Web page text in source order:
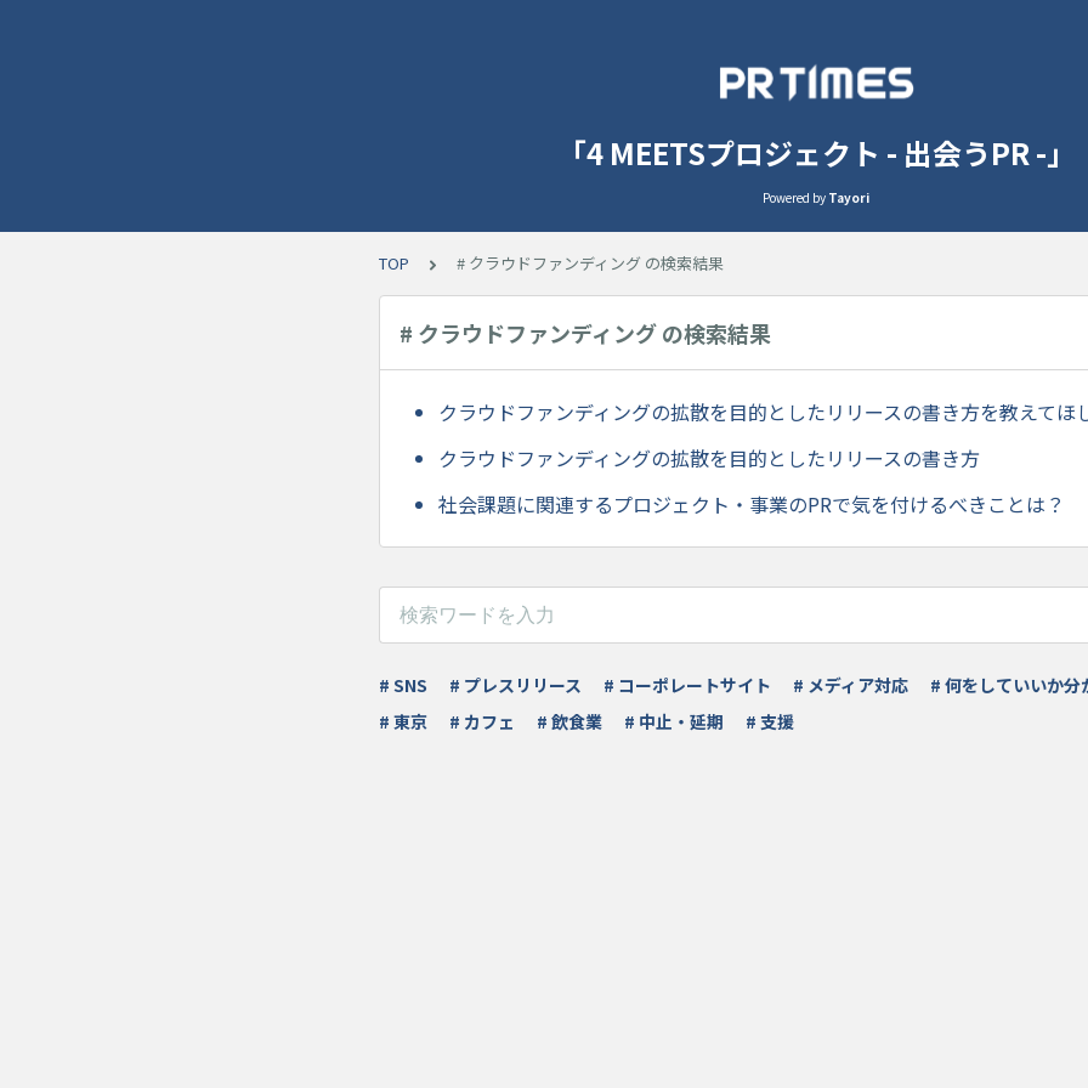
「4 MEETSプロジェクト - 出会うPR -」
Powered by Tayori
TOP # クラウドファンディング の検索結果
# クラウドファンディング の検索結果
クラウドファンディングの拡散を目的としたリリースの書き方を教えてほ
クラウドファンディングの拡散を目的としたリリースの書き方
社会課題に関連するプロジェクト・事業のPRで気を付けるべきことは？
# SNS # プレスリリース # コーポレートサイト # メディア対応
# 何をしていいか分
# 東京
# カフェ # 飲食業 # 中止・延期 # 支援